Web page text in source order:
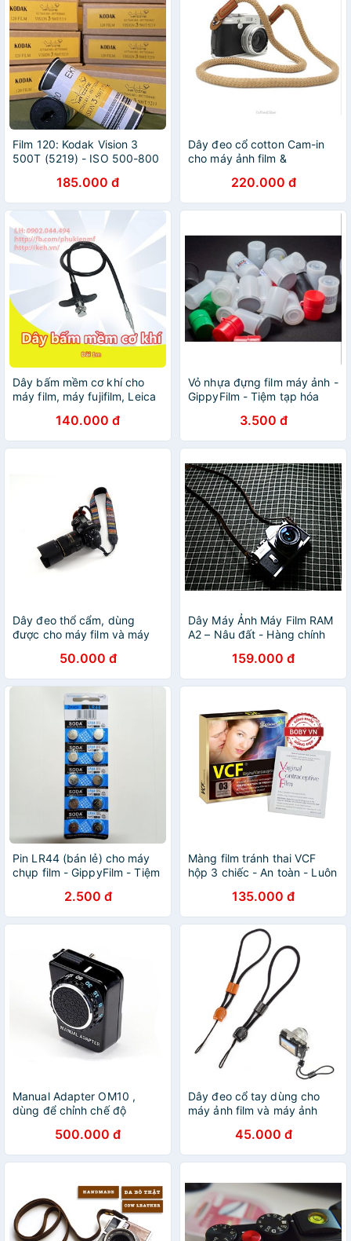
Film 120: Kodak Vision 3
500T (5219) - ISO 500-800
185.000 đ
Dây đeo cổ cotton Cam-in
cho máy ảnh film &
220.000 đ
Dây bấm mềm cơ khí cho
máy film, máy fujifilm, Leica
140.000 đ
Vỏ nhựa đựng film máy ảnh -
GippyFilm - Tiệm tạp hóa
3.500 đ
Dây đeo thổ cẩm, dùng
được cho máy film và máy
50.000 đ
Dây Máy Ảnh Máy Film RAM
A2 – Nâu đất - Hàng chính
159.000 đ
Pin LR44 (bán lẻ) cho máy
chụp film - GippyFilm - Tiệm
2.500 đ
Màng film tránh thai VCF
hộp 3 chiếc - An toàn - Luôn
135.000 đ
Manual Adapter OM10 ,
dùng để chỉnh chế độ
500.000 đ
Dây đeo cổ tay dùng cho
máy ảnh film và máy ảnh
45.000 đ